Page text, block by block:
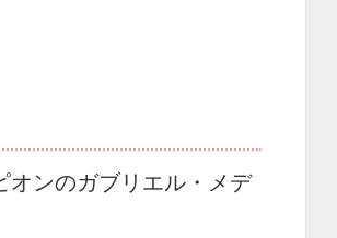
オンのガブリエル・メデ